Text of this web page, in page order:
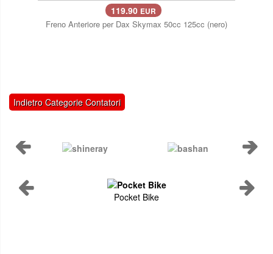
119.90 EUR
Freno Anteriore per Dax Skymax 50cc 125cc (nero)
Indietro Categorie Contatori
Pocket Bike